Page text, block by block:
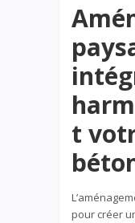
t
pour créer